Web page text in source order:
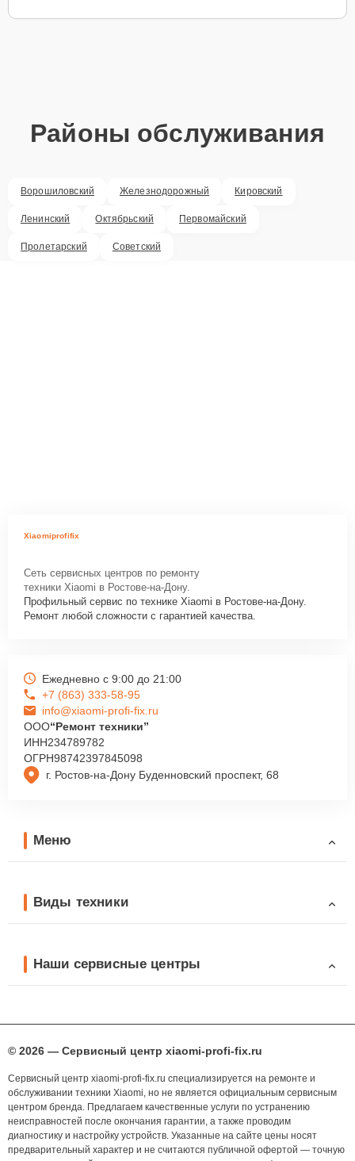
Районы обслуживания
Ворошиловский Железнодорожный Кировский
Ленинский Октябрьский Первомайский
Пролетарский Советский
Xiaomiprofifix
Сеть сервисных центров по ремонту
техники Xiaomi в Ростове-на-Дону.
Профильный сервис по технике Xiaomi в Ростове-на-Дону.
Ремонт любой сложности с гарантией качества.
г. Ростов-на-Дону Буденновский проспект, 68
Ежедневно с 9:00 до 21:00
+7 (863) 333-58-95
info@xiaomi-profi-fix.ru
ООО“Ремонт техники”
ИНН234789782
ОГРН98742397845098
Меню
Виды техники
Наши сервисные центры
© 2026 — Сервисный центр xiaomi-profi-fix.ru
Сервисный центр xiaomi-profi-fix.ru специализируется на ремонте и
обслуживании техники Xiaomi, но не является официальным сервисным
центром бренда. Предлагаем качественные услуги по устранению
неисправностей после окончания гарантии, а также проводим
диагностику и настройку устройств. Указанные на сайте цены носят
предварительный характер и не считаются публичной офертой — точную